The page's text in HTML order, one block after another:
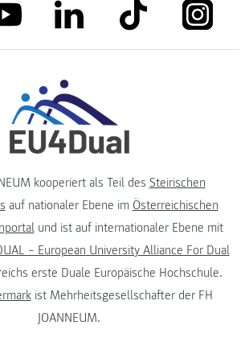
link to youtubelink to linkedinlink to tiktok
kooperiert als Teil des Steirischen
auf nationaler Ebene im Österreichischen
und ist auf internationaler Ebene mit
– European University Alliance For Dual
erste Duale Europäische Hochschule.
ist Mehrheitsgesellschafter der FH
JOANNEUM.